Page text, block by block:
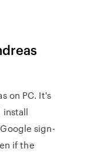
on PC. It's
install
sign-
if the